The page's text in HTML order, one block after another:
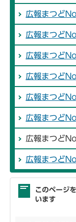
広報まつど
広報まつど
広報まつど
広報まつど
広報まつど
広報まつど
広報まつど
広報まつど
このページ
います